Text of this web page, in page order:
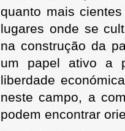
quanto mais
lugares onde se
na construção da
um papel ativo a
liberdade
neste campo, a
podem encontrar